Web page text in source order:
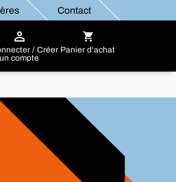
Contact
/ Créer
un compte
Panier d'achat